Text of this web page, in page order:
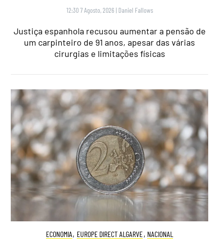
12:30 7 Agosto, 2026 | Daniel Fallows
Justiça espanhola recusou aumentar a pensão de
um carpinteiro de 91 anos, apesar das várias
cirurgias e limitações físicas
ECONOMIA, EUROPE DIRECT ALGARVE, NACIONAL